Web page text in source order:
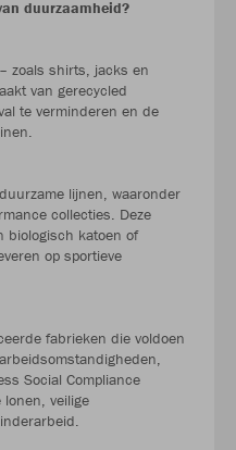
duurzaamheid?
zoals shirts, jacks en
van gerecycled
te verminderen en de
lijnen, waaronder
collecties. Deze
biologisch katoen of
op sportieve
fabrieken die voldoen
Social Compliance
veilige